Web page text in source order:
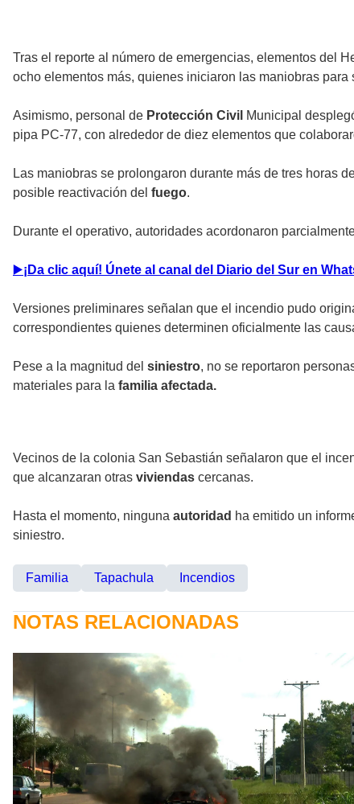
Tras el reporte al número de emergencias, elementos del
ocho elementos más, quienes iniciaron las maniobras para
Asimismo, personal de Protección Civil Municipal
pipa PC-77, con alrededor de diez elementos que
Las maniobras se prolongaron durante más de tres horas
posible reactivación del fuego.
Durante el operativo, autoridades acordonaron
▶️¡Da clic aquí! Únete al canal del Diario del Sur en
Versiones preliminares señalan que el incendio pudo
correspondientes quienes determinen oficialmente las
Pese a la magnitud del siniestro, no se reportaron
materiales para la familia afectada.
Vecinos de la colonia San Sebastián señalaron que el
que alcanzaran otras viviendas cercanas.
Hasta el momento, ninguna autoridad ha emitido un
siniestro.
Familia Tapachula Incendios
NOTAS RELACIONADAS